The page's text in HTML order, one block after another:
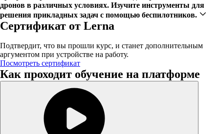
дронов в различных условиях. Изучите инструменты для
решения прикладных задач с помощью беспилотников.
Сертификат от Lerna
Подтвердит, что вы прошли курс, и станет дополнительным
аргументом при устройстве на работу.
Посмотреть сертификат
Как проходит обучение на платформе